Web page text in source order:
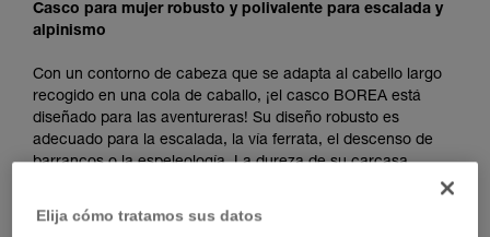
Casco para mujer robusto y polivalente para escalada y
alpinismo
Con un contorno de cabeza que se adapta al cabello largo
recogido en una cola de caballo, ¡el casco BOREA está
diseñado para las aventureras! Su diseño robusto es
adecuado para la escalada, la vía ferrata, el descenso de
barrancos o la espeleología. La dureza de su carcasa
rayadas. Su forma envolvente aporta una mayor protección
en toda la cabeza, permaneciendo a la vez compacto y
Elija cómo tratamos sus datos